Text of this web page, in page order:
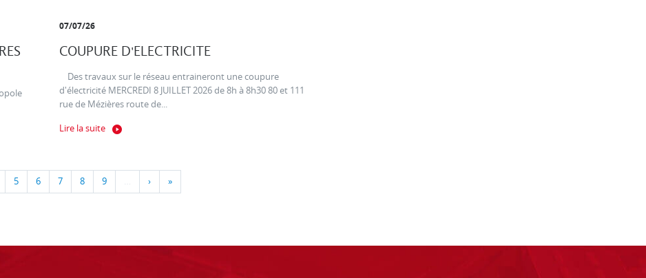
07/07/26
COUPURE D'ELECTRICITE
Des travaux sur le réseau entraineront une coupure
d'électricité MERCREDI 8 JUILLET 2026 de 8h à 8h30 80 et 111
rue de Mézières route de...
Lire la suite
5 6 7 8 9 … › »